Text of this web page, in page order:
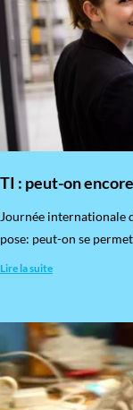
TI : peut-on
​Journée internationale
pose: peut-on se
Lire la suite